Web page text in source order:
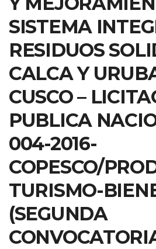
SISTEMA
RESIDUOS
CALCA Y
CUSCO –
PUBLICA
004-2016-
COPESCO/
TURISMO-
(SEGUNDA